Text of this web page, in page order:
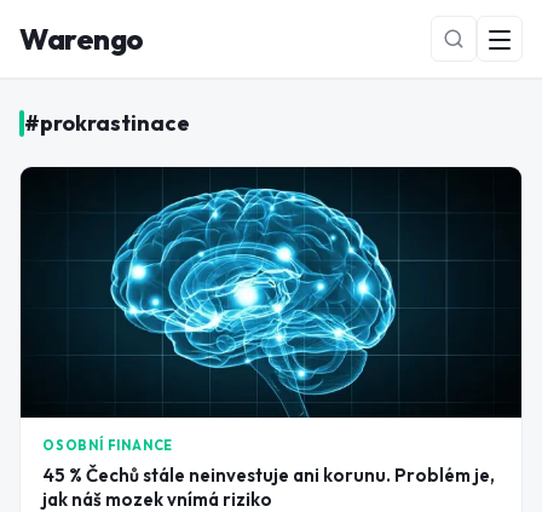
Warengo
NOVÉ
#prokrastinace
OSOBNÍ FINANCE
45 % Čechů stále neinvestuje ani korunu. Problém je,
jak náš mozek vnímá riziko